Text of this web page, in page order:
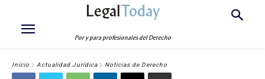
LegalToday
Por y para profesionales del Derecho
Inicio Actualidad Jurídica Noticias de Derecho